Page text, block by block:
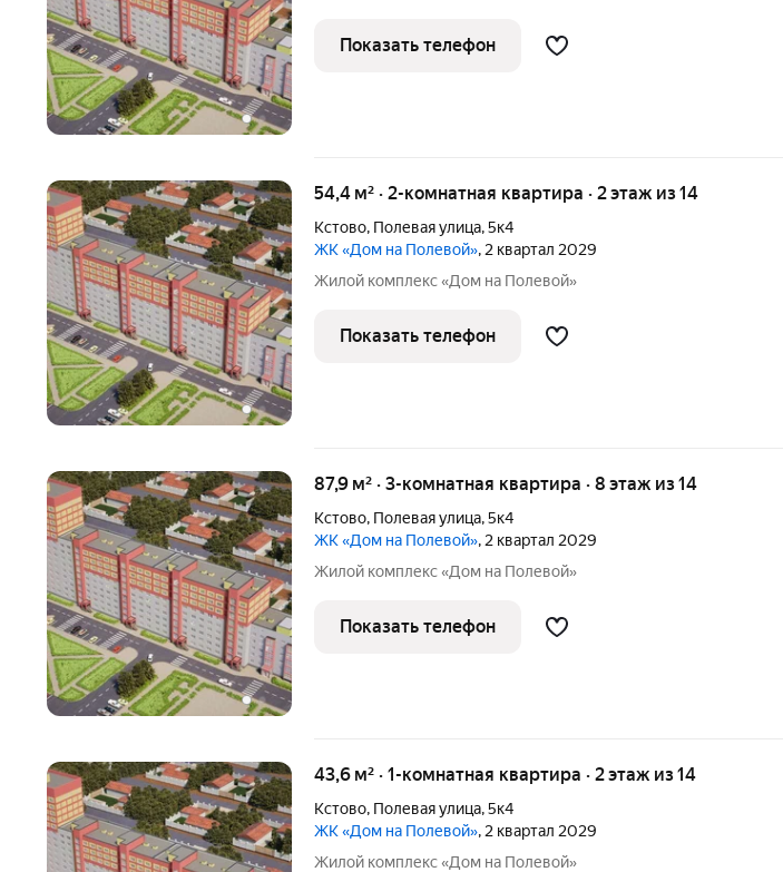
Показать телефон
54,4 м² · 2-комнатная квартира · 2 этаж из 14
Кстово, Полевая улица,5к4
ЖК «Дом на Полевой», 2 квартал 2029
Жилой комплекс «Дом на Полевой»
Показать телефон
87,9 м² · 3-комнатная квартира · 8 этаж из 14
Кстово, Полевая улица,5к4
ЖК «Дом на Полевой», 2 квартал 2029
Жилой комплекс «Дом на Полевой»
Показать телефон
43,6 м² · 1-комнатная квартира · 2 этаж из 14
Кстово, Полевая улица,5к4
ЖК «Дом на Полевой», 2 квартал 2029
Жилой комплекс «Дом на Полевой»